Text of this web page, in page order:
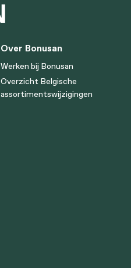
Over Bonusan
Werken bij Bonusan
Overzicht Belgische
assortimentswijzigingen